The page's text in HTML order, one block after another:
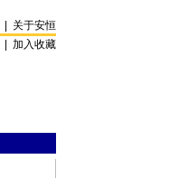
关于安恒
加入收藏